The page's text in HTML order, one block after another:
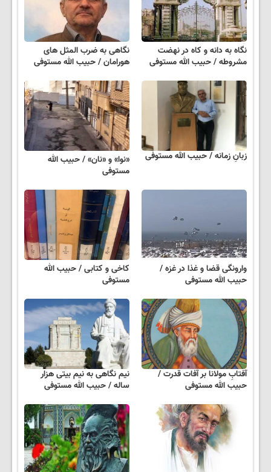
نگاه به دانه و کاه در نهضت
مشروطه / حبیب الله مستوفی
نگاهی به ضرب المثل های
هورامان / حبیب الله مستوفی
زبانِ زمانه / حبیب الله مستوفی
«نوا» و «نان» / حبیب الله
مستوفی
وارونگی قضا و غذا در غزه /
حبیب الله مستوفی
کاخی و کتابی / حبیب الله
مستوفی
آفتابِ مولانا بر آفات قدرت /
حبیب الله مستوفی
نیم نگاهی به نیم بیتی هزار
ساله / حبیب الله مستوفی